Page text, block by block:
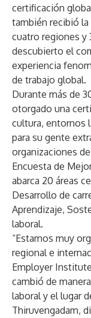
certificación
también recibió
cuatro regiones y
descubierto el
experiencia
de trabajo global.
Durante más de
otorgado una
cultura, entornos
para su gente
organizaciones
Encuesta de
abarca 20 áreas
Desarrollo de
Aprendizaje,
laboral.
“Estamos muy
regional e
Employer
cambió de
laboral y el lugar
Thiruvengadam,